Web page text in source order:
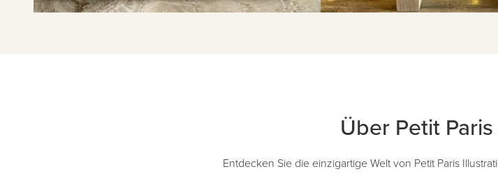
Über Petit
Entdecken Sie die einzigartige Welt von Petit Paris